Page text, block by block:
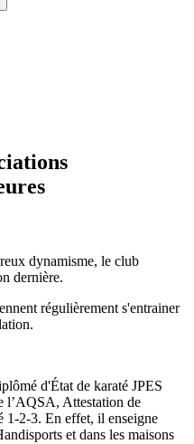
dynamisme, le club
dernière.
régulièrement s'entrainer
d'État de karaté JPES
l’AQSA, Attestation de
1-2-3. En effet, il enseigne
et dans les maisons